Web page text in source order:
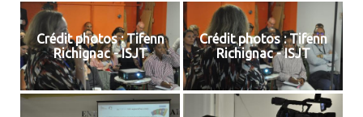
Crédit photos : Tifenn
Richignac - ISJT
Crédit photos : Tifenn
Richignac - ISJT